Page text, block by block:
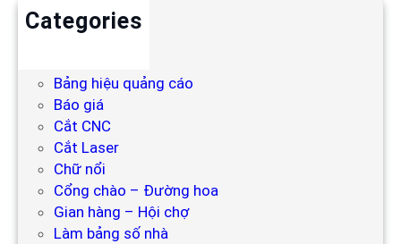
Categories
Bảng hiệu quảng cáo
Báo giá
Cắt CNC
Cắt Laser
Chữ nổi
Cổng chào – Đường hoa
Gian hàng – Hội chợ
Làm bảng số nhà